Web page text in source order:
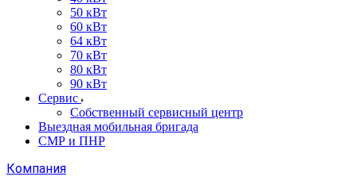
50 кВт
60 кВт
64 кВт
70 кВт
80 кВт
90 кВт
Сервис
Собственный сервисный центр
Выездная мобильная бригада
СМР и ПНР
Компания